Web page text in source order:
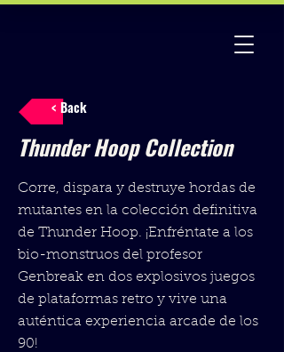
< Back
Thunder Hoop Collection
Corre, dispara y destruye hordas de
mutantes en la colección definitiva
de Thunder Hoop. ¡Enfréntate a los
bio-monstruos del profesor
Genbreak en dos explosivos juegos
de plataformas retro y vive una
auténtica experiencia arcade de los
90!